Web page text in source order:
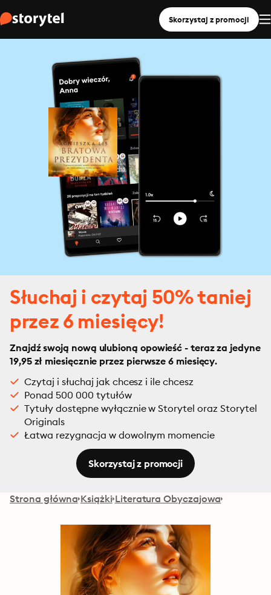
Skorzystaj z promocji
Słuchaj i czytaj 50% taniej
przez 6 miesięcy!
Znajdź swoją nową ulubioną opowieść - teraz za jedyne
19,95 zł miesięcznie przez pierwsze 6 miesięcy.
Czytaj i słuchaj jak chcesz i ile chcesz
Ponad 500 000 tytułów
Tytuły dostępne wyłącznie w Storytel oraz Storytel
Originals
Łatwa rezygnacja w dowolnym momencie
Skorzystaj z promocji
Strona główna Książki Literatura Obyczajowa